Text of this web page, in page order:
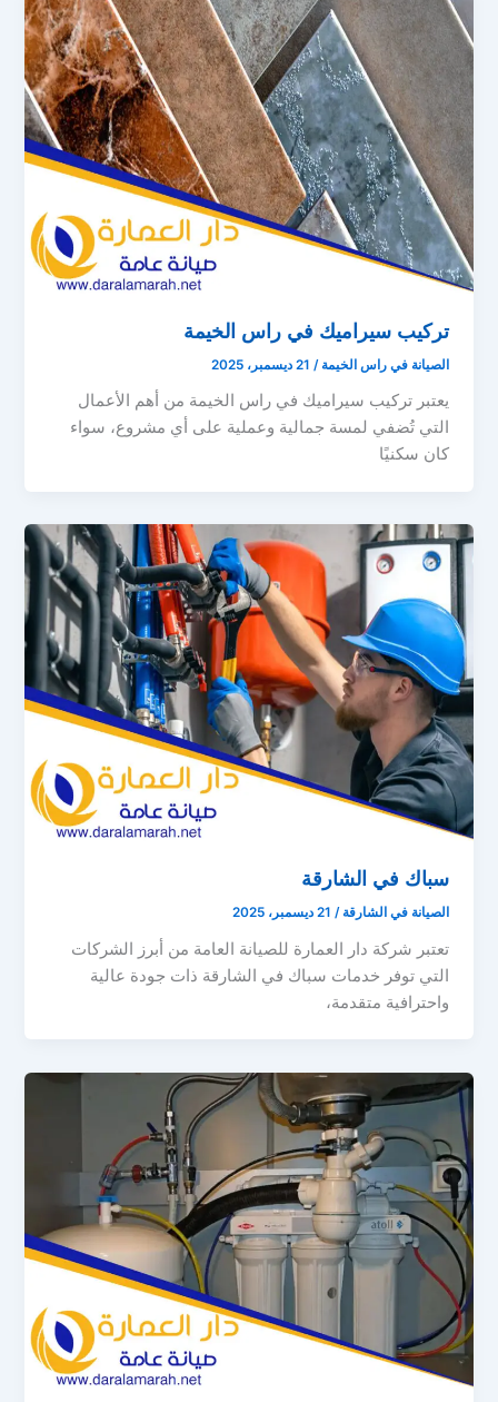
تركيب سيراميك في راس الخيمة
الصيانة في راس الخيمة / 21 ديسمبر، 2025
يعتبر تركيب سيراميك في راس الخيمة من أهم الأعمال
التي تُضفي لمسة جمالية وعملية على أي مشروع، سواء
كان سكنيًا
سباك في الشارقة
الصيانة في الشارقة / 21 ديسمبر، 2025
تعتبر شركة دار العمارة للصيانة العامة من أبرز الشركات
التي توفر خدمات سباك في الشارقة ذات جودة عالية
واحترافية متقدمة،